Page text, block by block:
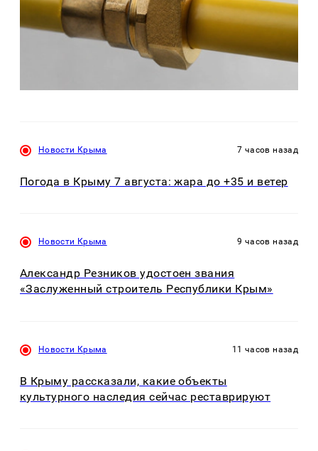
Новости Крыма 7 часов назад
Погода в Крыму 7 августа: жара до +35 и ветер
Новости Крыма 9 часов назад
Александр Резников удостоен звания
«Заслуженный строитель Республики Крым»
Новости Крыма 11 часов назад
В Крыму рассказали, какие объекты
культурного наследия сейчас реставрируют